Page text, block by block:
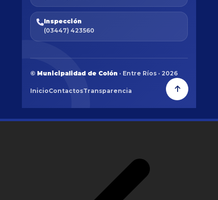
Inspección
(03447) 423560
© Municipalidad de Colón · Entre Ríos · 2026
InicioContactosTransparencia